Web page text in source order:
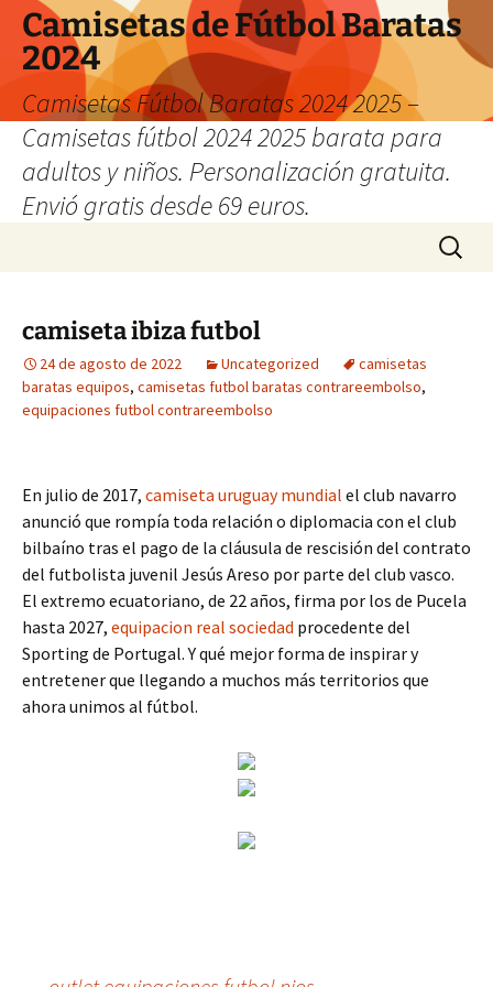
Camisetas de Fútbol Baratas
2024
Camisetas Fútbol Baratas 2024 2025 –
Camisetas fútbol 2024 2025 barata para
adultos y niños. Personalización gratuita.
Envió gratis desde 69 euros.
Buscar:
camiseta ibiza futbol
24 de agosto de 2022 Uncategorized
camisetas
baratas equipos, camisetas futbol baratas contrareembolso,
equipaciones futbol contrareembolso
En julio de 2017, camiseta uruguay mundial el club navarro
anunció que rompía toda relación o diplomacia con el club
bilbaíno tras el pago de la cláusula de rescisión del contrato
del futbolista juvenil Jesús Areso por parte del club vasco.
El extremo ecuatoriano, de 22 años, firma por los de Pucela
hasta 2027, equipacion real sociedad procedente del
Sporting de Portugal. Y qué mejor forma de inspirar y
entretener que llegando a muchos más territorios que
ahora unimos al fútbol.